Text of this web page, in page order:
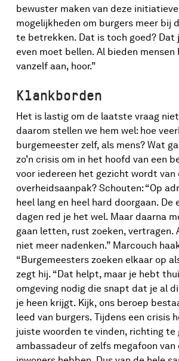
bewuster maken van deze
mogelijkheden om burgers meer bij
te betrekken. Dat is toch goed? Dat
even moet bellen. Al bieden
vanzelf aan, hoor.”
Klankborden
Het is lastig om de laatste vraag
daarom stellen we hem wel: hoe
burgemeester zelf, als mens? Wat
zo’n crisis om in het hoofd van een
voor iedereen het gezicht wordt van
overheidsaanpak? Schouten: “Op
heel lang en heel hard doorgaan. De
dagen red je het wel. Maar daarna
gaan letten, rust zoeken, vertragen.
niet meer nadenken.” Marcouch
“Burgemeesters zoeken elkaar op
zegt hij. “Dat helpt, maar je hebt
omgeving nodig die snapt dat je al
je heen krijgt. Kijk, ons beroep
leed van burgers. Tijdens een crisis
juiste woorden te vinden, richting te
ambassadeur of zelfs megafoon